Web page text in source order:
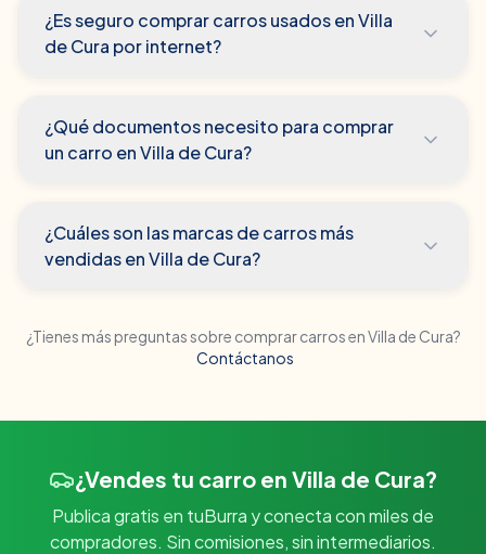
¿Es seguro comprar carros usados en Villa
de Cura por internet?
¿Qué documentos necesito para comprar
un carro en Villa de Cura?
¿Cuáles son las marcas de carros más
vendidas en Villa de Cura?
¿Tienes más preguntas sobre comprar carros enVilla de Cura?
Contáctanos
¿Vendes tu carro en Villa de Cura?
Publica gratis en tuBurra y conecta con miles de
compradores. Sin comisiones, sin intermediarios.